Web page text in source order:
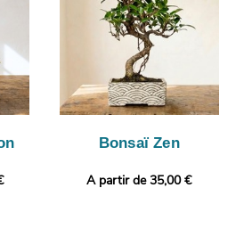
Bonsaï Zen
A partir de 35,00 €